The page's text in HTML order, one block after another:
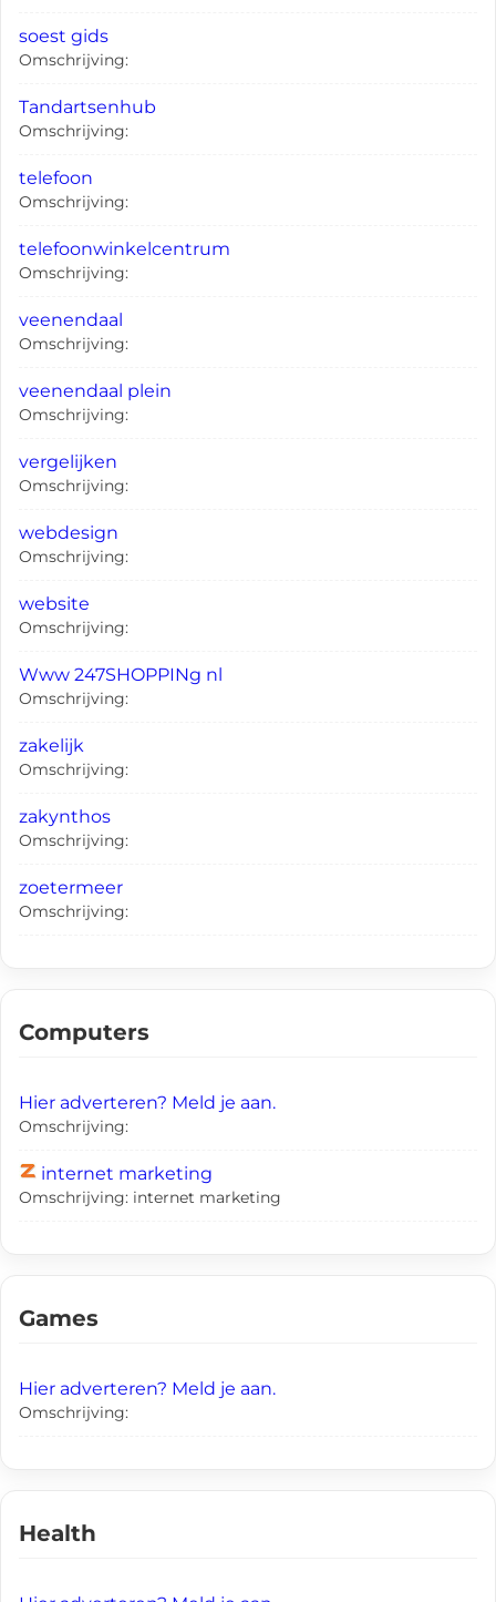
soest gids
Omschrijving:
Tandartsenhub
Omschrijving:
telefoon
Omschrijving:
telefoonwinkelcentrum
Omschrijving:
veenendaal
Omschrijving:
veenendaal plein
Omschrijving:
vergelijken
Omschrijving:
webdesign
Omschrijving:
website
Omschrijving:
Www 247SHOPPINg nl
Omschrijving:
zakelijk
Omschrijving:
zakynthos
Omschrijving:
zoetermeer
Omschrijving:
Computers
Hier adverteren? Meld je aan.
Omschrijving:
internet marketing
Omschrijving: internet marketing
Games
Hier adverteren? Meld je aan.
Omschrijving:
Health